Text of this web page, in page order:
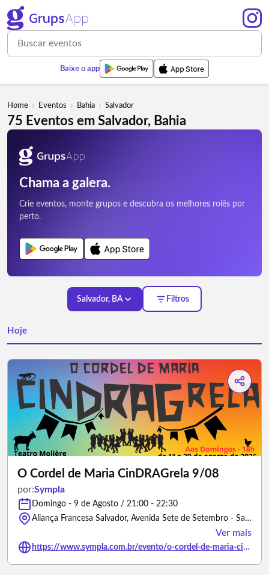
Baixe o app
Home › Eventos › Bahia › Salvador
75 Eventos em Salvador, Bahia
Chama a galera.
Crie eventos, monte grupos e descubra os melhores rolês por
perto.
Salvador, BA Filtros
Hoje
O Cordel de Maria CinDRAGrela 9/08
por:Sympla
Domingo - 9 de Agosto / 21:00 - 22:30
Aliança Francesa Salvador, Avenida Sete de Setembro - Salvador/Bahia
Ver mais
https://www.sympla.com.br/evento/o-cordel-de-maria-cindragrela-9-08/3503407